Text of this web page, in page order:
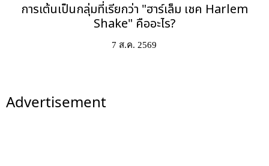
การเต้นเป็นกลุ่มที่เรียกว่า "ฮาร์เล็ม เชค Harlem
Shake" คืออะไร?
7 ส.ค. 2569
Advertisement